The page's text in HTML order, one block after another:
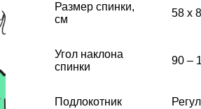
Размер спинки,
см
58 x
Угол наклона
спинки
90 –
Подлокотник